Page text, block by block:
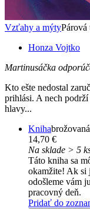
Vzťahy a mýtyPárová
Honza Vojtko
Martinusáčka
Kto ešte nedostal
prihlási. A nech
hlavy...
Kniha
14,70 €
Na sklade > 5
Táto kniha sa
okamžite! Ak si
odošleme vám
pracovný deň.
Pridať do